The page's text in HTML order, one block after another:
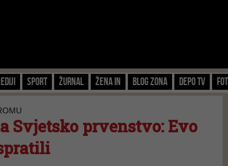
Sport Žurnal Žena IN Blog zona Depo TV
Svjetsko prvenstvo: Evo